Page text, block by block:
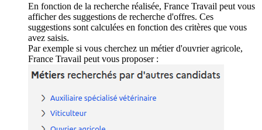
En fonction de la recherche réalisée, France Travail peut vous
afficher des suggestions de recherche d'offres. Ces
suggestions sont calculées en fonction des critères que vous
avez saisis.
Par exemple si vous cherchez un métier d'ouvrier agricole,
France Travail peut vous proposer :